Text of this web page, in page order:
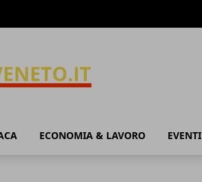
ECONOMIA & LAVORO EVENTI